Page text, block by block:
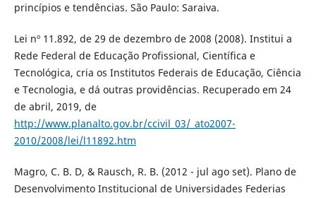
princípios e tendências. São Paulo: Saraiva.
Lei nº 11.892, de 29 de dezembro de 2008 (2008). Institui a
Rede Federal de Educação Profissional, Científica e
Tecnológica, cria os Institutos Federais de Educação, Ciência
e Tecnologia, e dá outras providências. Recuperado em 24
de abril, 2019, de
http://www.planalto.gov.br/ccivil_03/_ato2007-
2010/2008/lei/l11892.htm
Magro, C. B. D, & Rausch, R. B. (2012 - jul ago set). Plano de
Desenvolvimento Institucional de Universidades Federias